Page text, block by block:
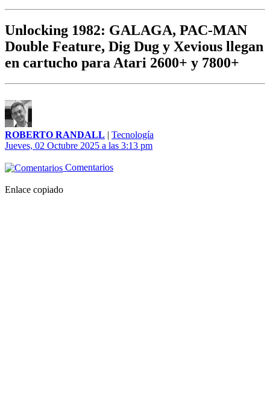
Unlocking 1982: GALAGA, PAC-MAN
Double Feature, Dig Dug y Xevious llegan
en cartucho para Atari 2600+ y 7800+
ROBERTO RANDALL | Tecnología
Jueves, 02 Octubre 2025 a las 3:13 pm
Comentarios
Enlace copiado